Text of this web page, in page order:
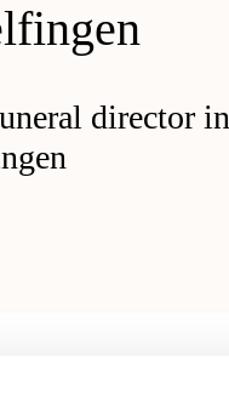
director in